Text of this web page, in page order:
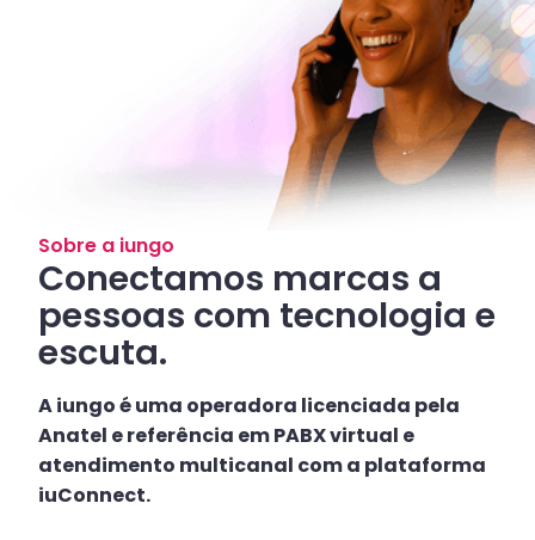
Sobre a iungo
Conectamos marcas a
pessoas com tecnologia e
escuta.
A iungo é uma operadora licenciada pela
Anatel e referência em PABX virtual e
atendimento multicanal com a plataforma
iuConnect.